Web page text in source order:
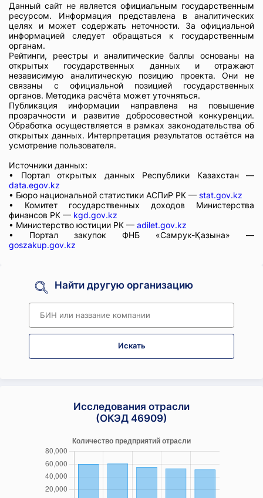
Данный сайт не является официальным государственным
ресурсом. Информация представлена в аналитических
целях и может содержать неточности. За официальной
информацией следует обращаться к государственным
органам.
Рейтинги, реестры и аналитические баллы основаны на
открытых государственных данных и отражают
независимую аналитическую позицию проекта. Они не
связаны с официальной позицией государственных
органов. Методика расчёта может уточняться.
Публикация информации направлена на повышение
прозрачности и развитие добросовестной конкуренции.
Обработка осуществляется в рамках законодательства об
открытых данных. Интерпретация результатов остаётся на
усмотрение пользователя.
Источники данных:
• Портал открытых данных Республики Казахстан —
data.egov.kz
• Бюро национальной статистики АСПиР РК — stat.gov.kz
• Комитет государственных доходов Министерства
финансов РК — kgd.gov.kz
• Министерство юстиции РК — adilet.gov.kz
• Портал закупок ФНБ «Самрук-Қазына» —
goszakup.gov.kz
Найти другую организацию
Искать
Исследования отрасли
(ОКЭД 46909)